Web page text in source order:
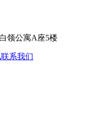
领公寓A座5楼
联系我们